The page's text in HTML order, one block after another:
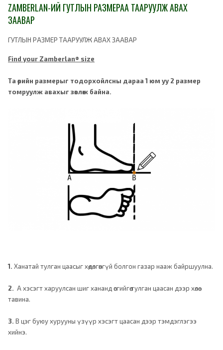
ZAMBERLAN-ИЙ ГУТЛЫН РАЗМЕРАА ТААРУУЛЖ АВАХ
ЗААВАР
ГУТЛЫН РАЗМЕР ТААРУУЛЖ АВАХ ЗААВАР
Find your Zamberlan® size
Та өөрийн размерыг тодорхойлсны дараа 1 юм уу 2 размер
томруулж авахыг зөвлөж байна.
1. Ханатай тулган цаасыг хөдөлгөөнгүй болгон газар нааж байршуулна.
2. А хэсэгт харуулсан шиг хананд өсгийгөө тулган цаасан дээр хөлөө
тавина.
3. В цэг буюу хурууны үзүүр хэсэгт цаасан дээр тэмдэглэгээ
хийнэ.